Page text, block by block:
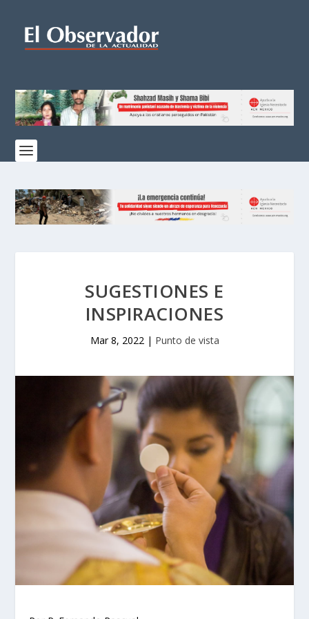
SUGESTIONES E
INSPIRACIONES
Mar 8, 2022| Punto de vista